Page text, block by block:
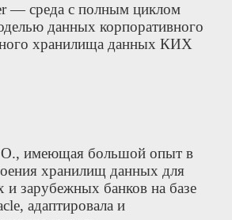
— среда с полным циклом
данных корпоративного
хранилища данных КИХ
имеющая большой опыт в
хранилищ данных для
и зарубежных банков на базе
адаптировала и